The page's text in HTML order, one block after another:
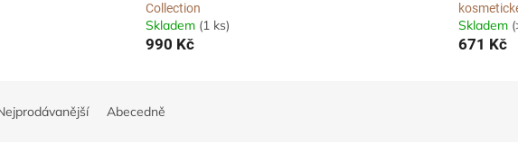
Collection
Skladem (1 ks)
990 Kč
Skladem
671 Kč
Abecedně